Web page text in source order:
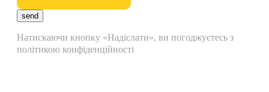
send
Натискаючи кнопку «Надіслати», ви погоджуєтесь з
політикою конфіденційності